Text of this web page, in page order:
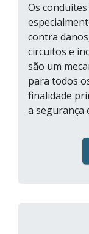
Os
contra
circuitos e
são um
para todos
finalidade
a segurança